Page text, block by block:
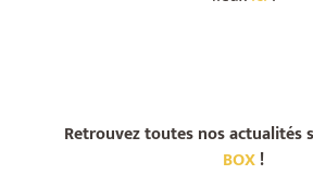
Retrouvez toutes nos actualités
BOX!